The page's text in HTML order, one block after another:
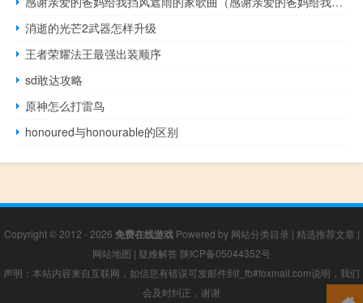
消逝的光芒2武器怎样升级
王者荣耀法王最强出装顺序
sd敢达攻略
原神怎么打雷鸟
honoured与honourable的区别
Copyright © 2012 - 2026 免费在线游戏Powered by 网站分类目录 | 精选推荐文章 |
网站地图 | 疑难解答 陕ICP备05044352号
声明：本站内容来自互联网，如信息有错误可发邮件到f_fb#foxmail.com说明，我们
会及时纠正，谢谢